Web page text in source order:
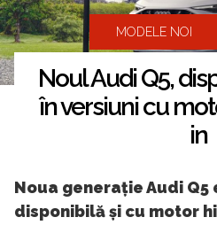
MODELE NOI
Noul Audi Q5,
în versiuni cu
in
Noua generație Audi Q5
disponibilă și cu motor